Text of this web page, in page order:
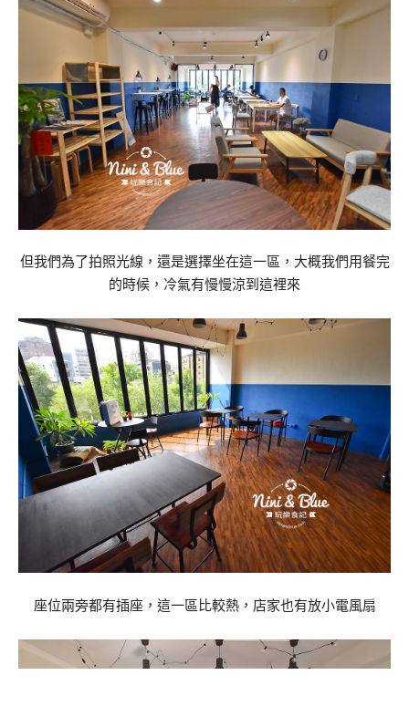
但我們為了拍照光線，還是選擇坐在這一區，大概我們用餐完
的時候，冷氣有慢慢涼到這裡來
座位兩旁都有插座，這一區比較熱，店家也有放小電風扇